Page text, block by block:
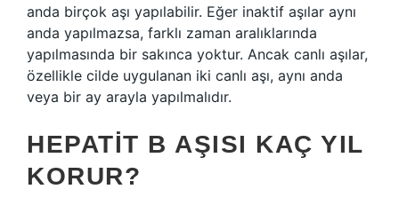
anda birçok aşı yapılabilir. Eğer inaktif aşılar aynı
anda yapılmazsa, farklı zaman aralıklarında
yapılmasında bir sakınca yoktur. Ancak canlı aşılar,
özellikle cilde uygulanan iki canlı aşı, aynı anda
veya bir ay arayla yapılmalıdır.
HEPATIT B AŞISI KAÇ YIL
KORUR?